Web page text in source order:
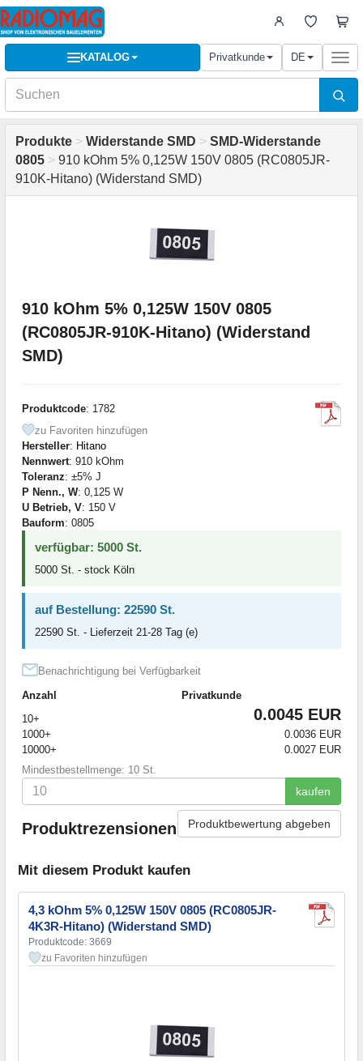
KATALOG Privatkunde DE
Produkte > Widerstande SMD > SMD-Widerstande
0805 > 910 kOhm 5% 0,125W 150V 0805 (RC0805JR-
910K-Hitano) (Widerstand SMD)
910 kOhm 5% 0,125W 150V 0805
(RC0805JR-910K-Hitano) (Widerstand
SMD)
Produktcode: 1782
zu Favoriten hinzufügen
Hersteller: Hitano
Nennwert: 910 kOhm
Toleranz: ±5% J
P Nenn., W: 0,125 W
U Betrieb, V: 150 V
Bauform: 0805
verfügbar: 5000 St.
5000 St. - stock Köln
auf Bestellung: 22590 St.
22590 St. - Lieferzeit 21-28 Tag (e)
Benachrichtigung bei Verfügbarkeit
Anzahl
Privatkunde
10+
0.0045 EUR
1000+
0.0036 EUR
10000+
0.0027 EUR
Mindestbestellmenge: 10 St.
kaufen
Produktrezensionen Produktbewertung abgeben
Mit diesem Produkt kaufen
4,3 kOhm 5% 0,125W 150V 0805 (RC0805JR-
4K3R-Hitano) (Widerstand SMD)
Produktcode: 3669
zu Favoriten hinzufügen